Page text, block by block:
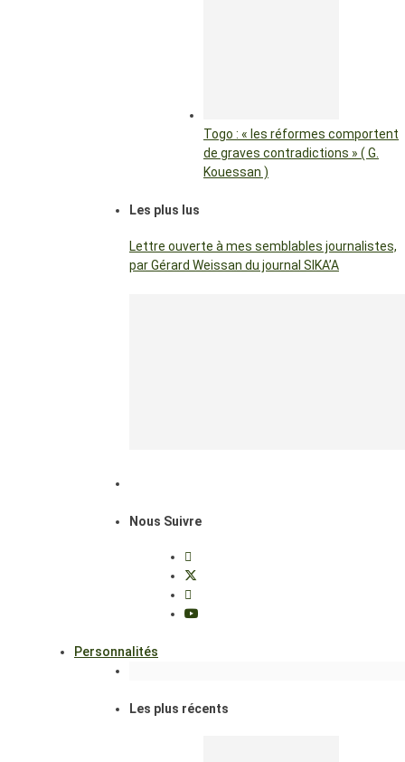
Togo : « les réformes comportent
de graves contradictions » ( G.
Kouessan )
Les plus lus
Lettre ouverte à mes semblables journalistes,
par Gérard Weissan du journal SIKA’A
Nous Suivre
Personnalités
Les plus récents